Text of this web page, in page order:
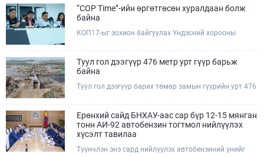
сарын 17-28-ны өдрүүдэд Улаанбаатар хотод зохион
байгуулагдана.Хурлын үеэр Нарантуул, Дүнжингарав
тухайн чиглэлд нийтийн тээврийн хүртээмжийг
“COP Time”-ийн өргөтгөсөн хуралдаан болж
байна
КОП17-ыг зохион байгуулах Үндэсний хорооны
дотоод хуралдааныг тогтмол зохион байгуулж ирсэн
билээ.Өнөөдөр “COP Time”-ийн сүүлийн хуралдааныг
бөгөөд үүнд Үндэсний хорооны дэргэдэх дэд
Туул гол дээгүүр 476 метр урт гүүр барьж
байна
Туул гол дээгүүр барих төмөр замын гүүрийн урт 476
хөдөлгөөнийг найдвартай, тасралтгүй нэвтрүүлэх
чухал байгууламж бөгөөд уг ажлыг "Очирням" ХХК,
"Тэргүүн саруул зам" ХХК, "Хотгорзам" ХХК зэрэг
Ерөнхий сайд БНХАУ-аас сар бүр 12-15 мянган
тонн АИ-92 автобензин тогтмол нийлүүлэх
хүсэлт тавилаа
Түүнчлэн энэ сард нийлүүлэх автобензиний үнийг